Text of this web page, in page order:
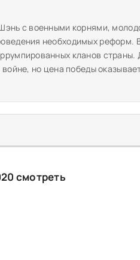
с военными корнями,
необходимых реформ.
кланов страны.
но цена победы
смотреть